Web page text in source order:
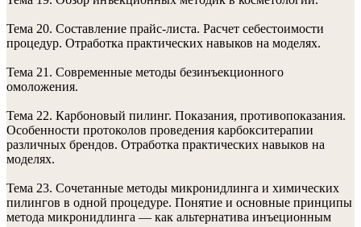
Тема 20. Составление прайс-листа. Расчет себестоимости
процедур. Отработка практических навыков на моделях.
Тема 21. Современные методы безинъекционного
омоложения.
Тема 22. Карбоновый пилинг. Показания, противопоказания.
Особенности протоколов проведения карбокситерапии
различных брендов. Отработка практических навыков на
моделях.
Тема 23. Сочетанные методы микронидлинга и химических
пилингов в одной процедуре. Понятие и основные принципы
метода микронидлинга — как альтернатива инъеционным